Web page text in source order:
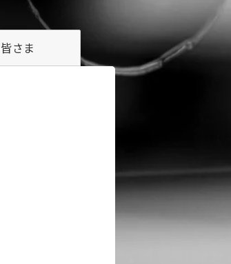
皆さま